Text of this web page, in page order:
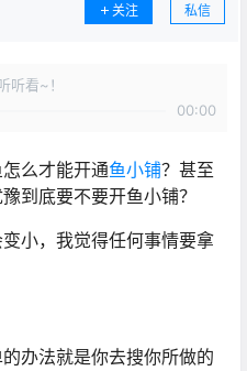
关注 私信
听看~！
00:00
么才能开通鱼小铺？甚至
到底要不要开鱼小铺？
小，我觉得任何事情要拿
办法就是你去搜你所做的